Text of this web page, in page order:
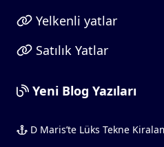
Yelkenli yatlar
Satılık Yatlar
Yeni Blog Yazıları
D Maris’te Lüks Tekne